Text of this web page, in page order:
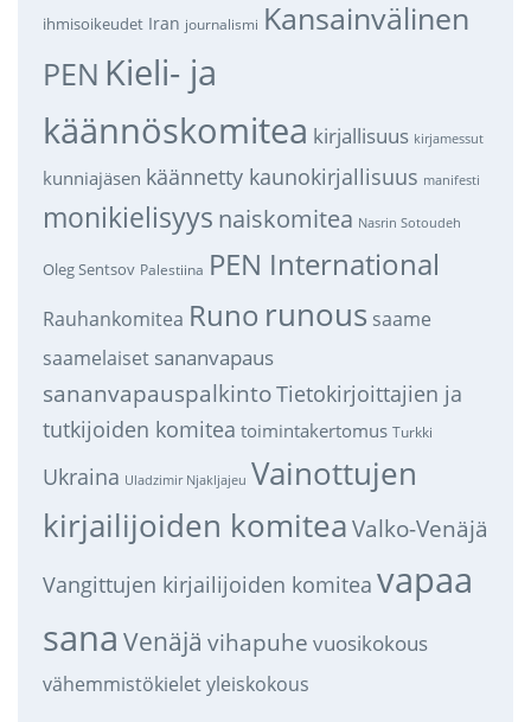
ihmisoikeudet Iran journalismi Kansainvälinen
PEN Kieli- ja
käännöskomitea kirjallisuus kirjamessut
kunniajäsen käännetty kaunokirjallisuus manifesti
monikielisyys naiskomitea Nasrin Sotoudeh
Oleg Sentsov Palestiina PEN International
Rauhankomitea Runo runous saame
saamelaiset sananvapaus
sananvapauspalkintoTietokirjoittajien ja
tutkijoiden komitea toimintakertomus Turkki
Ukraina Uladzimir Njakljajeu Vainottujen
kirjailijoiden komitea Valko-Venäjä
Vangittujen kirjailijoiden komitea vapaa
sana Venäjä vihapuhe vuosikokous
vähemmistökieletyleiskokous